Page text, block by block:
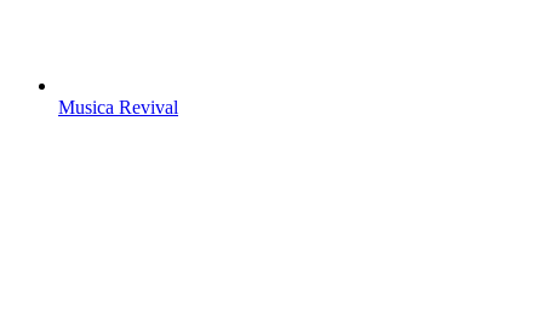
Musica Revival